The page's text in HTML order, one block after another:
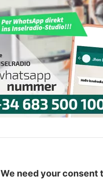
We need your consent